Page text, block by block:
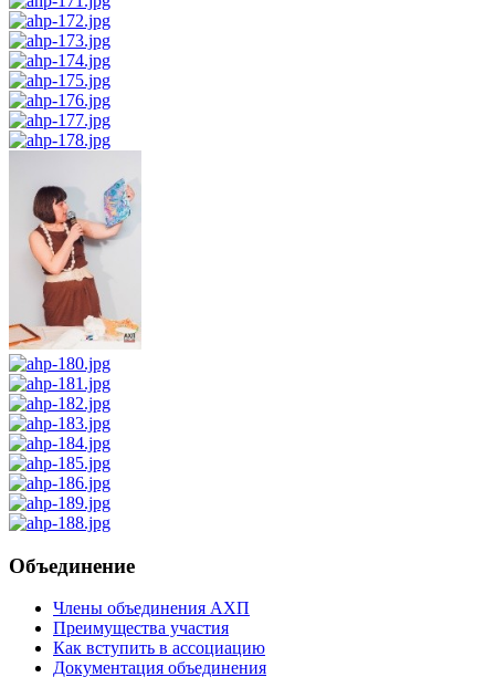
Объединение
Члены объединения АХП
Преимущества участия
Как вступить в ассоциацию
Документация объединения